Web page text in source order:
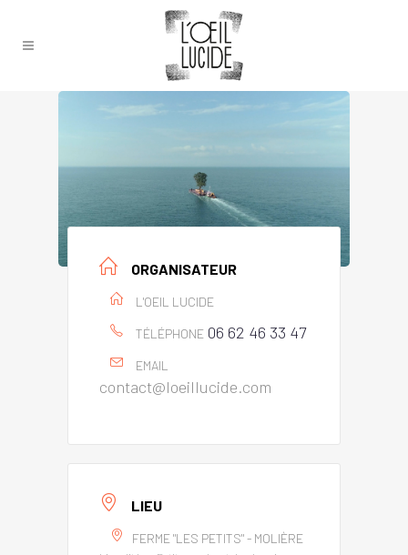
ORGANISATEUR
L'OEIL LUCIDE
TÉLÉPHONE 06 62 46 33 47
EMAIL
contact@loeillucide.com
LIEU
FERME "LES PETITS" - MOLIÈRE